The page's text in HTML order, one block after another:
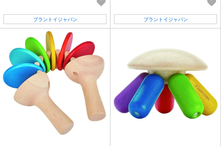
プラントイジャパン プラントイジャパン